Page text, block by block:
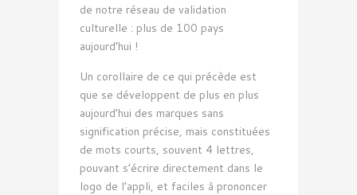
de notre réseau de validation
culturelle : plus de 100 pays
aujourd’hui !
Un corollaire de ce qui précède est
que se développent de plus en plus
aujourd’hui des marques sans
signification précise, mais constituées
de mots courts, souvent 4 lettres,
pouvant s’écrire directement dans le
logo de l’appli, et faciles à prononcer